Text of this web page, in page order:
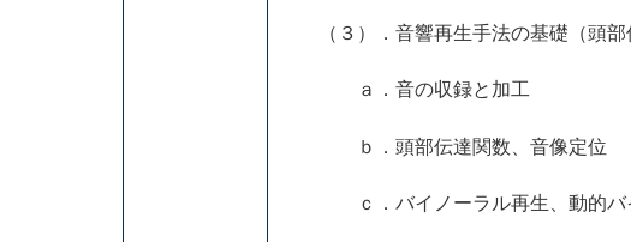
（３）．音響再生手法の基礎（頭部
ａ．音の収録と加工
ｂ．頭部伝達関数、音像定位
ｃ．バイノーラル再生、動的バ